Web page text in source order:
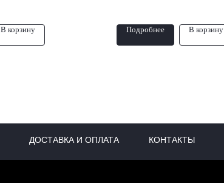
В корзину Подробнее В корзину
ДОСТАВКА И ОПЛАТА КОНТАКТЫ